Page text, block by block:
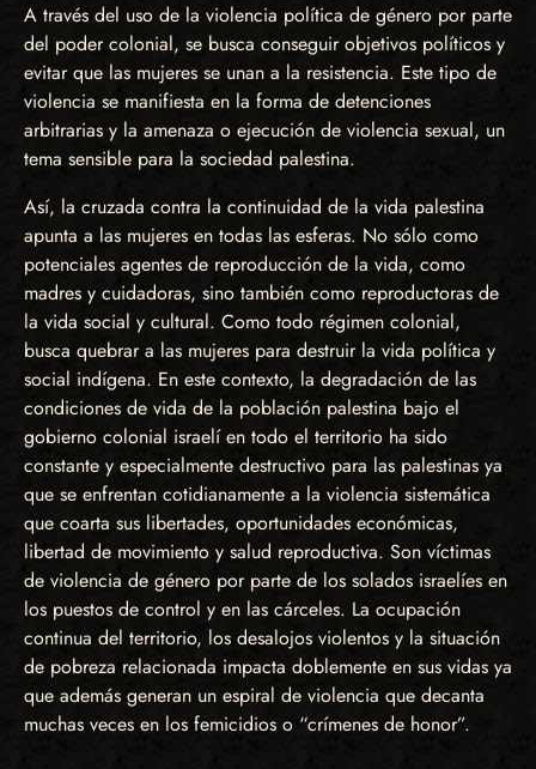
A través del uso de la violencia política de género por parte
del poder colonial, se busca conseguir objetivos políticos y
evitar que las mujeres se unan a la resistencia. Este tipo de
violencia se manifiesta en la forma de detenciones
arbitrarias y la amenaza o ejecución de violencia sexual, un
tema sensible para la sociedad palestina.
Así, la cruzada contra la continuidad de la vida palestina
apunta a las mujeres en todas las esferas. No sólo como
potenciales agentes de reproducción de la vida, como
madres y cuidadoras, sino también como reproductoras de
la vida social y cultural. Como todo régimen colonial,
busca quebrar a las mujeres para destruir la vida política y
social indígena. En este contexto, la degradación de las
condiciones de vida de la población palestina bajo el
gobierno colonial israelí en todo el territorio ha sido
constante y especialmente destructivo para las palestinas ya
que se enfrentan cotidianamente a la violencia sistemática
que coarta sus libertades, oportunidades económicas,
libertad de movimiento y salud reproductiva. Son víctimas
de violencia de género por parte de los solados israelíes en
los puestos de control y en las cárceles. La ocupación
continua del territorio, los desalojos violentos y la situación
de pobreza relacionada impacta doblemente en sus vidas ya
que además generan un espiral de violencia que decanta
muchas veces en los femicidios o “crímenes de honor”.